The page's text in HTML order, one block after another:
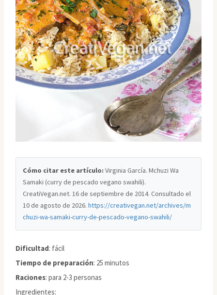
Cómo citar este artículo: Virginia García. Mchuzi Wa
Samaki (curry de pescado vegano swahili).
CreatiVegan.net. 16 de septiembre de 2014. Consultado el
10 de agosto de 2026.https://creativegan.net/archives/m
chuzi-wa-samaki-curry-de-pescado-vegano-swahili/
Dificultad: fácil
Tiempo de preparación: 25 minutos
Raciones: para 2-3 personas
Ingredientes: